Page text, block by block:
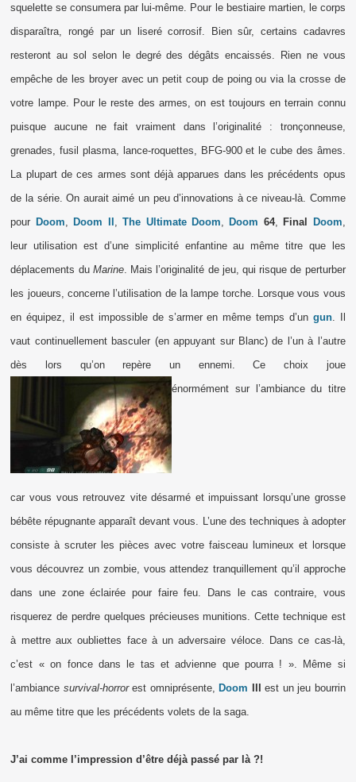
squelette se consumera par lui-même. Pour le bestiaire martien, le corps
disparaîtra, rongé par un liseré corrosif. Bien sûr, certains cadavres
resteront au sol selon le degré des dégâts encaissés. Rien ne vous
empêche de les broyer avec un petit coup de poing ou via la crosse de
votre lampe. Pour le reste des armes, on est toujours en terrain connu
puisque aucune ne fait vraiment dans l’originalité : tronçonneuse,
grenades, fusil plasma, lance-roquettes, BFG-900 et le cube des âmes.
La plupart de ces armes sont déjà apparues dans les précédents opus
de la série. On aurait aimé un peu d’innovations à ce niveau-là. Comme
pour Doom Doom II ,The Ultimate Doom Doom 64, Final Doom
leur utilisation est d’une simplicité enfantine au même titre que les
déplacements du Marine. Mais l’originalité de jeu, qui risque de perturber
les joueurs, concerne l’utilisation de la lampe torche. Lorsque vous vous
en équipez, il est impossible de s’armer en même temps d’un gun. Il
vaut continuellement basculer (en appuyant sur Blanc) de l’un à l’autre
dès lors qu’on repère un ennemi. Ce choix joue
énormément sur l’ambiance du titre
car vous vous retrouvez vite désarmé et impuissant lorsqu’une grosse
bébête répugnante apparaît devant vous. L’une des techniques à adopter
consiste à scruter les pièces avec votre faisceau lumineux et lorsque
vous découvrez un zombie, vous attendez tranquillement qu’il approche
dans une zone éclairée pour faire feu. Dans le cas contraire, vous
risquerez de perdre quelques précieuses munitions. Cette technique est
à mettre aux oubliettes face à un adversaire véloce. Dans ce cas-là,
c’est « on fonce dans le tas et advienne que pourra ! ». Même si
l’ambiance survival-horrorest omniprésente, Doom
est un jeu bourrin
au même titre que les précédents volets de la saga.
J’ai comme l’impression d’être déjà passé par là ?!